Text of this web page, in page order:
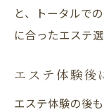
と、トータルで
に合ったエステ
エステ体験後
エステ体験の後